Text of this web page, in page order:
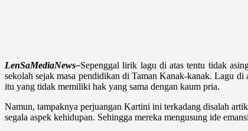
LenSaMediaNews–Sepenggal lirik lagu di atas tentu tidak
sekolah sejak masa pendidikan di Taman Kanak-kanak. Lagu
itu yang tidak memiliki hak yang sama dengan kaum pria.
Namun, tampaknya perjuangan Kartini ini terkadang disalah
segala aspek kehidupan. Sehingga mereka mengusung ide